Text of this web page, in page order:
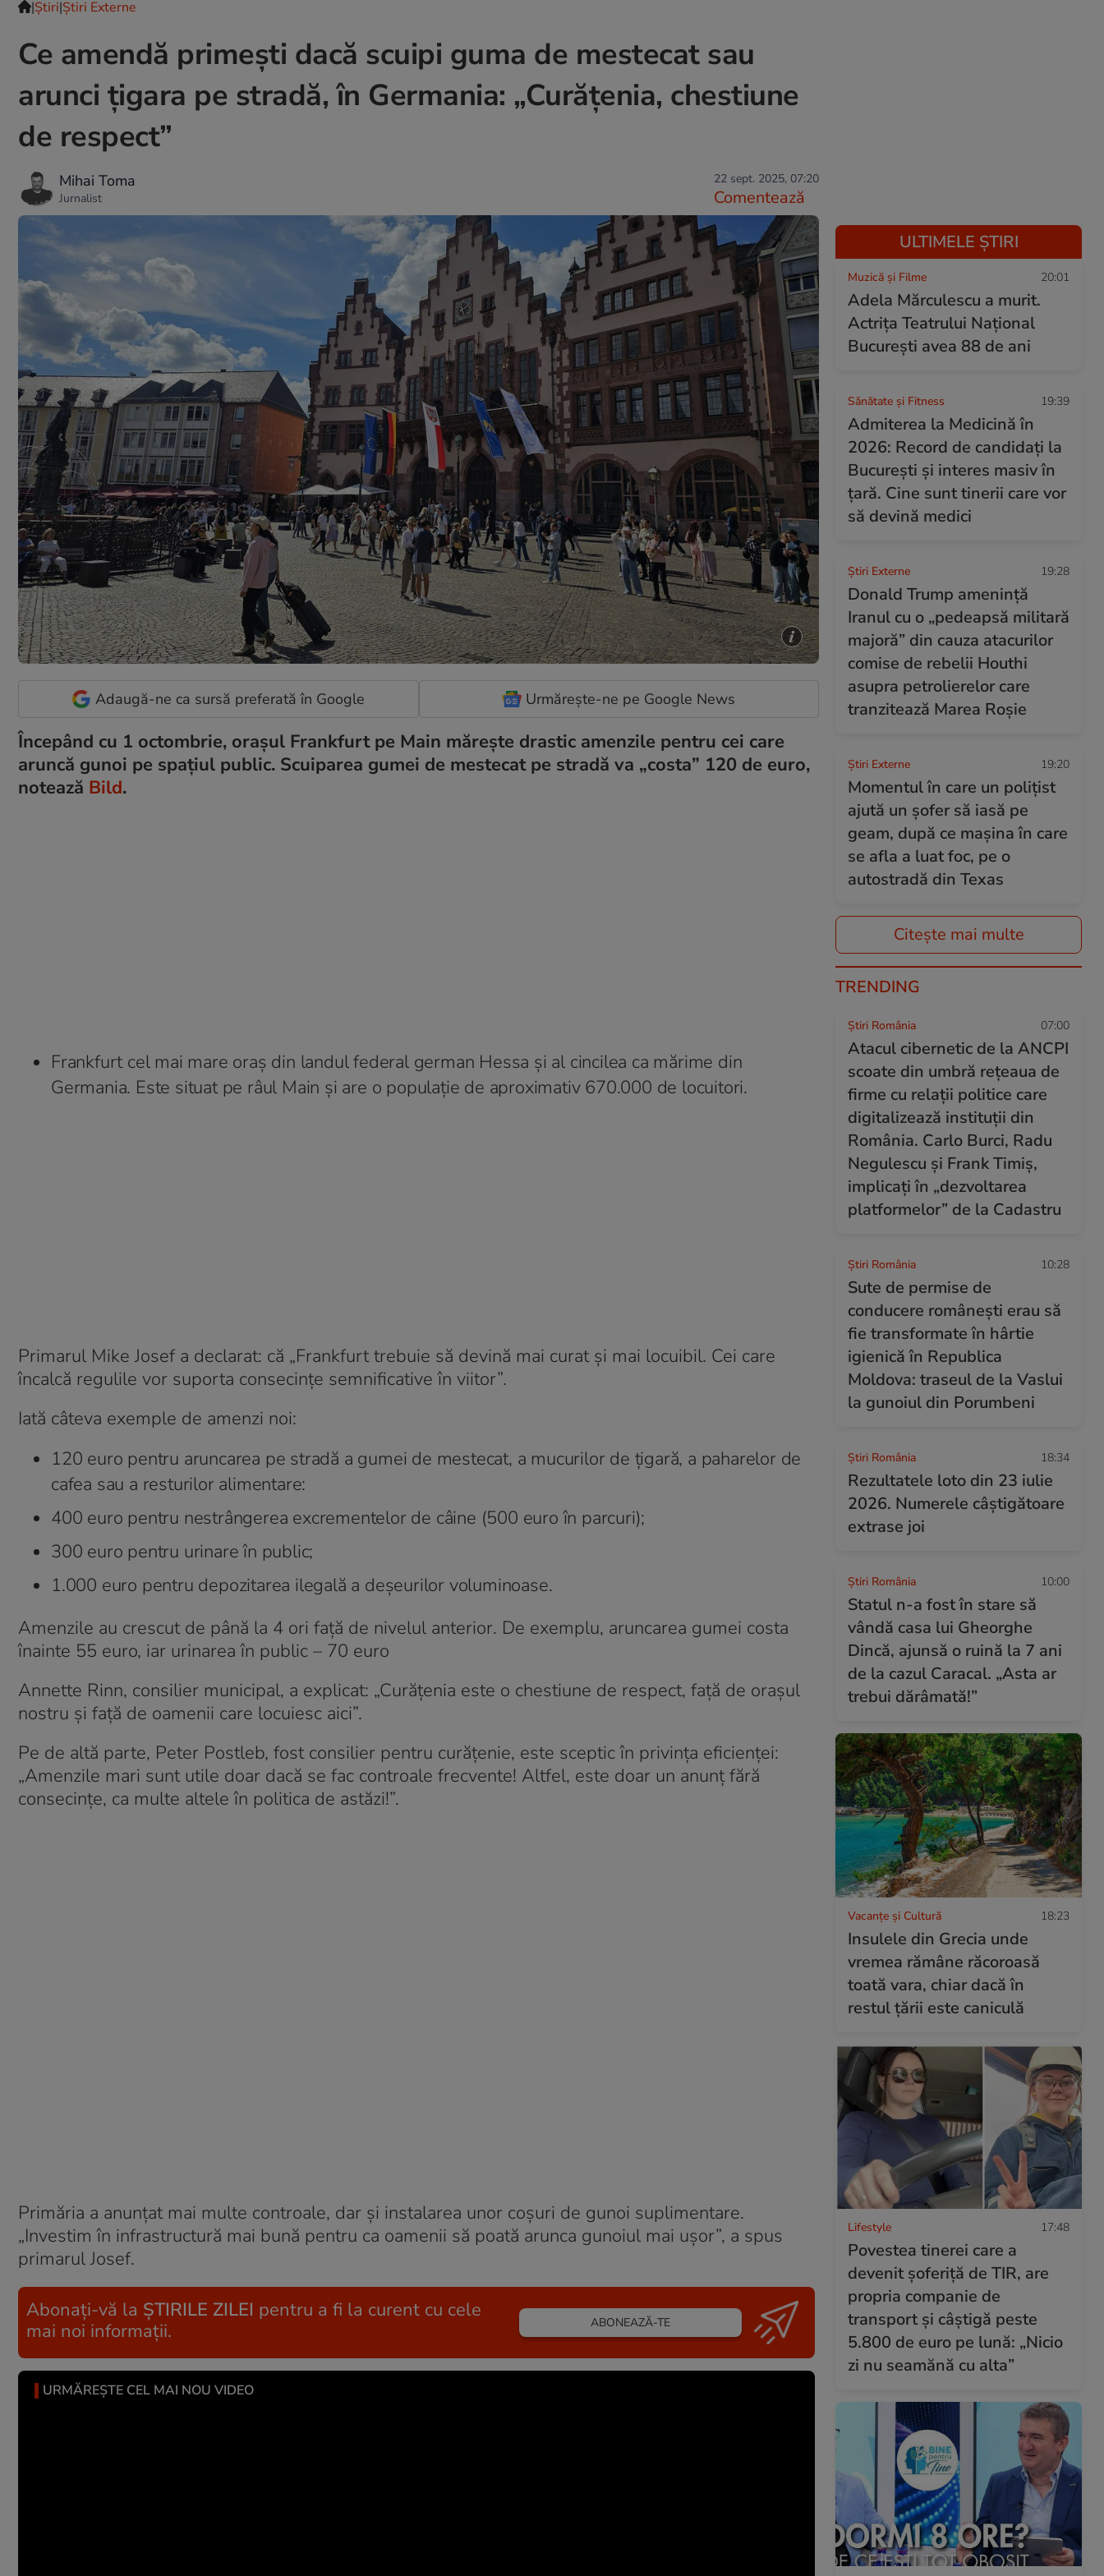
|Ştiri|Știri Externe
Ce amendă primești dacă scuipi guma de mestecat sau
arunci țigara pe stradă, în Germania: „Curățenia, chestiune
de respect”
Mihai Toma
Jurnalist
22 sept. 2025, 07:20
Comentează
Adaugă-ne ca sursă preferată în Google Urmărește-ne pe Google News
Începând cu 1 octombrie, orașul Frankfurt pe Main mărește drastic amenzile pentru cei care
aruncă gunoi pe spațiul public. Scuiparea gumei de mestecat pe stradă va „costa” 120 de euro,
notează Bild.
Frankfurt cel mai mare oraș din landul federal german Hessa și al cincilea ca mărime din
Germania. Este situat pe râul Main și are o populație de aproximativ 670.000 de locuitori.
Primarul Mike Josef a declarat: că „Frankfurt trebuie să devină mai curat și mai locuibil. Cei care
încalcă regulile vor suporta consecințe semnificative în viitor”.
Iată câteva exemple de amenzi noi:
120 euro pentru aruncarea pe stradă a gumei de mestecat, a mucurilor de țigară, a paharelor de
cafea sau a resturilor alimentare:
400 euro pentru nestrângerea excrementelor de câine (500 euro în parcuri);
300 euro pentru urinare în public;
1.000 euro pentru depozitarea ilegală a deșeurilor voluminoase.
Amenzile au crescut de până la 4 ori față de nivelul anterior. De exemplu, aruncarea gumei costa
înainte 55 euro, iar urinarea în public – 70 euro
Annette Rinn, consilier municipal, a explicat: „Curățenia este o chestiune de respect, față de orașul
nostru și față de oamenii care locuiesc aici”.
Pe de altă parte, Peter Postleb, fost consilier pentru curățenie, este sceptic în privința eficienței:
„Amenzile mari sunt utile doar dacă se fac controale frecvente! Altfel, este doar un anunț fără
consecințe, ca multe altele în politica de astăzi!”.
Primăria a anunțat mai multe controale, dar și instalarea unor coșuri de gunoi suplimentare.
„Investim în infrastructură mai bună pentru ca oamenii să poată arunca gunoiul mai ușor”, a spus
primarul Josef.
Abonați-vă la ȘTIRILE ZILEI pentru a fi la curent cu cele
mai noi informații.
ABONEAZĂ-TE
URMĂREȘTE CEL MAI NOU VIDEO
ULTIMELE ȘTIRI
Muzică și Filme 20:01
Adela Mărculescu a murit.
Actrița Teatrului Național
București avea 88 de ani
Sănătate și Fitness 19:39
Admiterea la Medicină în
2026: Record de candidați la
București și interes masiv în
țară. Cine sunt tinerii care vor
să devină medici
Știri Externe 19:28
Donald Trump amenință
Iranul cu o „pedeapsă militară
majoră” din cauza atacurilor
comise de rebelii Houthi
asupra petrolierelor care
tranzitează Marea Roșie
Știri Externe 19:20
Momentul în care un polițist
ajută un șofer să iasă pe
geam, după ce mașina în care
se afla a luat foc, pe o
autostradă din Texas
Citește mai multe
TRENDING
Știri România 07:00
Atacul cibernetic de la ANCPI
scoate din umbră rețeaua de
firme cu relații politice care
digitalizează instituții din
România. Carlo Burci, Radu
Negulescu și Frank Timiș,
implicați în „dezvoltarea
platformelor” de la Cadastru
Știri România 10:28
Sute de permise de
conducere românești erau să
fie transformate în hârtie
igienică în Republica
Moldova: traseul de la Vaslui
la gunoiul din Porumbeni
Știri România 18:34
Rezultatele loto din 23 iulie
2026. Numerele câștigătoare
extrase joi
Știri România 10:00
Statul n-a fost în stare să
vândă casa lui Gheorghe
Dincă, ajunsă o ruină la 7 ani
de la cazul Caracal. „Asta ar
trebui dărâmată!”
Vacanțe și Cultură 18:23
Insulele din Grecia unde
vremea rămâne răcoroasă
toată vara, chiar dacă în
restul țării este caniculă
Lifestyle 17:48
Povestea tinerei care a
devenit șoferiță de TIR, are
propria companie de
transport și câștigă peste
5.800 de euro pe lună: „Nicio
zi nu seamănă cu alta”